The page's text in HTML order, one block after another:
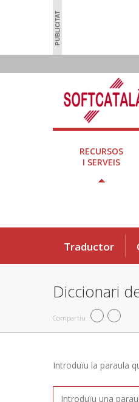
RECURSOS
I SERVEIS
Traductor
Diccionari
Compartiu
Introduïu la paraula